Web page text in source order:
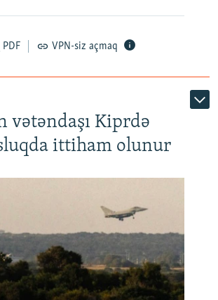
PDF VPN-siz açmaq
vətəndaşı Kiprdə
ittiham olunur